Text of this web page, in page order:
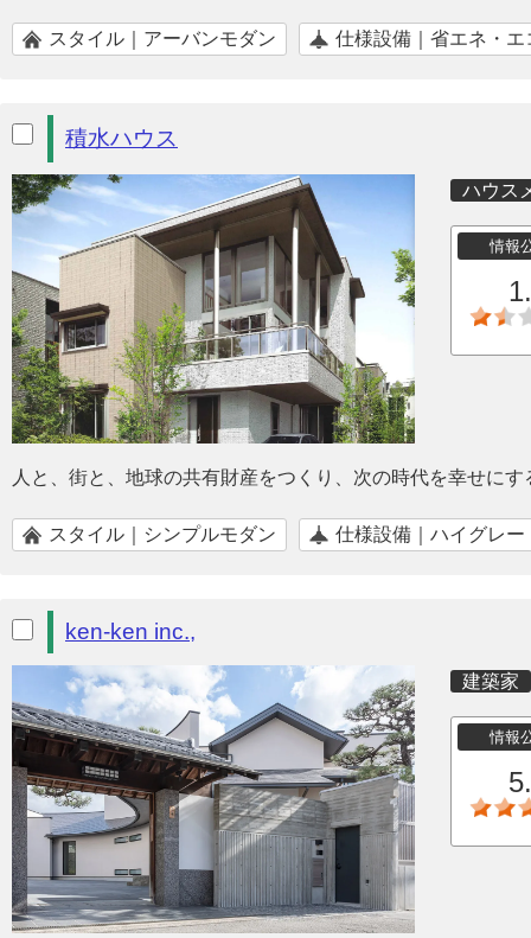
スタイル｜アーバンモダン 仕様設備｜省エネ・エ
積水ハウス
ハウス
情報
人と、街と、地球の共有財産をつくり、次の時代を幸せに
スタイル｜シンプルモダン 仕様設備｜ハイグレー
ken-ken inc.,
建築家
情報